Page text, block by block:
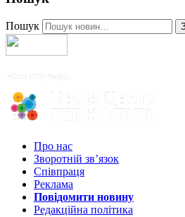
Пошук
Про нас
Зворотній зв’язок
Співпраця
Реклама
Повідомити новину
Редакційна політика